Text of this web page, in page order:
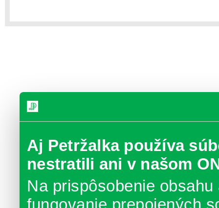
Aj Petržalka používa
nestratili ani v našom
Na prispôsobenie